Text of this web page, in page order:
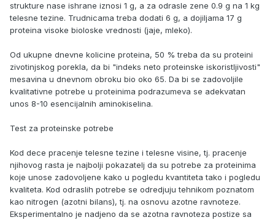
strukture nase ishrane iznosi 1 g, a za odrasle zene 0.9 g na 1 kg
telesne tezine. Trudnicama treba dodati 6 g, a dojiljama 17 g
proteina visoke bioloske vrednosti (jaje, mleko).
Od ukupne dnevne kolicine proteina, 50 % treba da su proteini
zivotinjskog porekla, da bi "indeks neto proteinske iskoristljivosti"
mesavina u dnevnom obroku bio oko 65. Da bi se zadovoljile
kvalitativne potrebe u proteinima podrazumeva se adekvatan
unos 8-10 esencijalnih aminokiselina.
Test za proteinske potrebe
Kod dece pracenje telesne tezine i telesne visine, tj. pracenje
njihovog rasta je najbolji pokazatelj da su potrebe za proteinima
koje unose zadovoljene kako u pogledu kvantiteta tako i pogledu
kvaliteta. Kod odraslih potrebe se odredjuju tehnikom poznatom
kao nitrogen (azotni bilans), tj. na osnovu azotne ravnoteze.
Eksperimentalno je nadjeno da se azotna ravnoteza postize sa